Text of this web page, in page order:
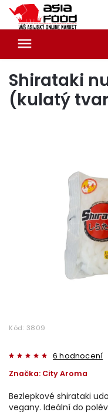
Shirataki
(kulatý
Kód: 3809
6 hodnocení
Značka: City Aroma
Bezlepkové shirataki
vegany. Ideální do